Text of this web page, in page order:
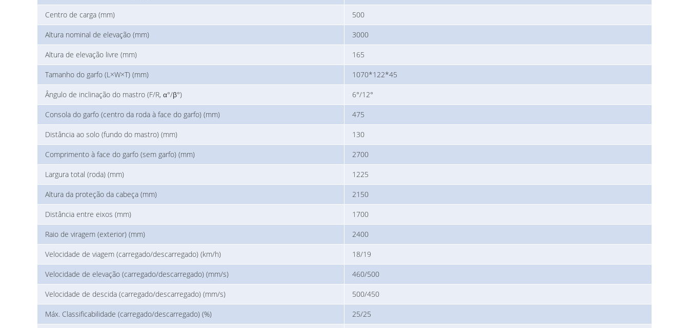
Centro de carga (mm) 500
Altura nominal de elevação (mm) 3000
Altura de elevação livre (mm) 165
Tamanho do garfo (L×W×T) (mm) 1070*122*45
Ângulo de inclinação do mastro (F/R, α°/β°) 6°/12°
Consola do garfo (centro da roda à face do garfo) (mm) 475
Distância ao solo (fundo do mastro) (mm) 130
Comprimento à face do garfo (sem garfo) (mm) 2700
Largura total (roda) (mm) 1225
Altura da proteção da cabeça (mm) 2150
Distância entre eixos (mm) 1700
Raio de viragem (exterior) (mm) 2400
Velocidade de viagem (carregado/descarregado) (km/h) 18/19
Velocidade de elevação (carregado/descarregado) (mm/s) 460/500
Velocidade de descida (carregado/descarregado) (mm/s) 500/450
Máx. Classificabilidade (carregado/descarregado) (%) 25/25